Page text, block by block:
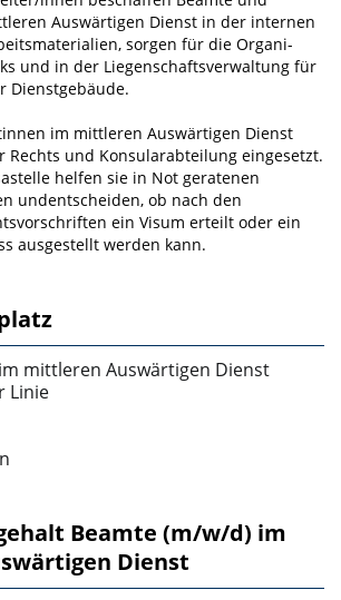
Auswärtigen Dienst in der internen
sorgen für die Organi­
und in der Liegenschaftsverwaltung für
Dienstgebäude.
im mittleren Auswärtigen Dienst
Rechts­ und Konsular­abteilung eingesetzt.
helfen sie in Not geratenen
undentscheiden, ob nach den
ein Visum erteilt oder ein
ausgestellt werden kann.
mittleren Auswärtigen Dienst
Linie
Beamte (m/w/d) im
Dienst